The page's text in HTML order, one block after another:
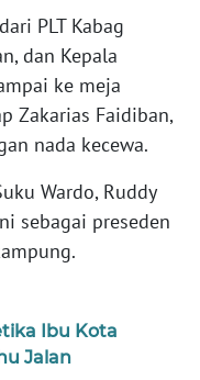
PLT Kabag
dan Kepala
ke meja
Zakarias Faidiban,
nada kecewa.
Wardo, Ruddy
sebagai preseden
Ibu Kota
Jalan